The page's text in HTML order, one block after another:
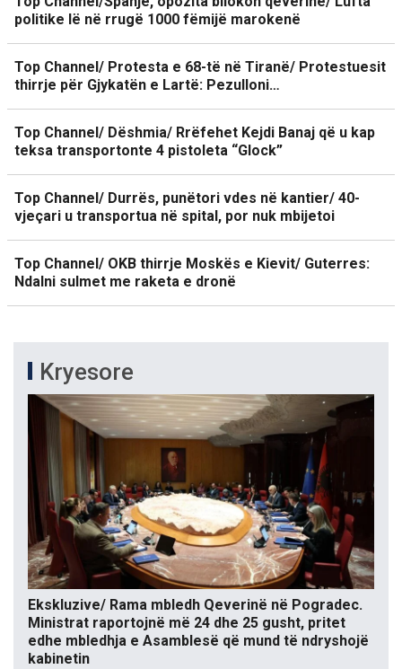
politike lë në rrugë 1000 fëmijë marokenë
Top Channel/ Protesta e 68-të në Tiranë/ Protestuesit
thirrje për Gjykatën e Lartë: Pezulloni…
Top Channel/ Dëshmia/ Rrëfehet Kejdi Banaj që u kap
teksa transportonte 4 pistoleta “Glock”
Top Channel/ Durrës, punëtori vdes në kantier/ 40-
vjeçari u transportua në spital, por nuk mbijetoi
Top Channel/ OKB thirrje Moskës e Kievit/ Guterres:
Ndalni sulmet me raketa e dronë
Kryesore
Ekskluzive/ Rama mbledh Qeverinë në Pogradec.
Ministrat raportojnë më 24 dhe 25 gusht, pritet
edhe mbledhja e Asamblesë që mund të ndryshojë
kabinetin